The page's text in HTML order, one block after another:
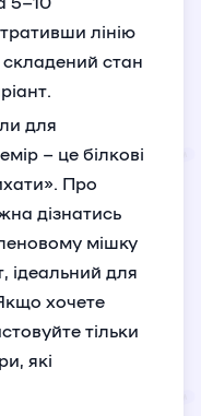
лінію
складений стан
для
– це білкові
Про
дізнатись
мішку
ідеальний для
хочете
тільки
які